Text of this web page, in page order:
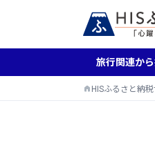
旅行関連か
HISふるさと納